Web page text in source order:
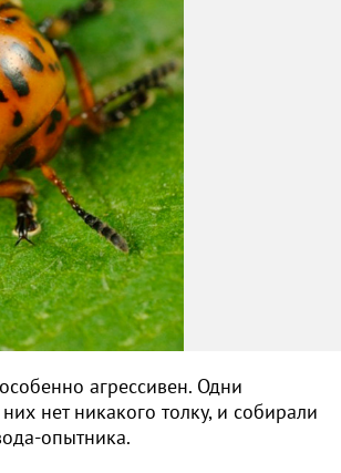
агрессивен. Одни
нет никакого толку, и собирали
опытника.